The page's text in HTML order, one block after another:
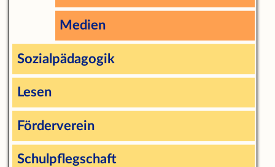
Medien
Sozialpädagogik
Lesen
Förderverein
Schulpflegschaft